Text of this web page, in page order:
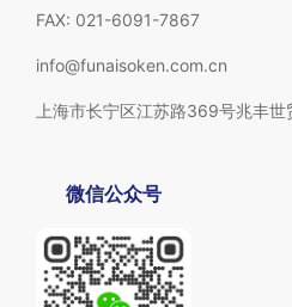
FAX: 021-6091-7867
info@funaisoken.com.cn
上海市长宁区江苏路369号兆丰世
微信公众号